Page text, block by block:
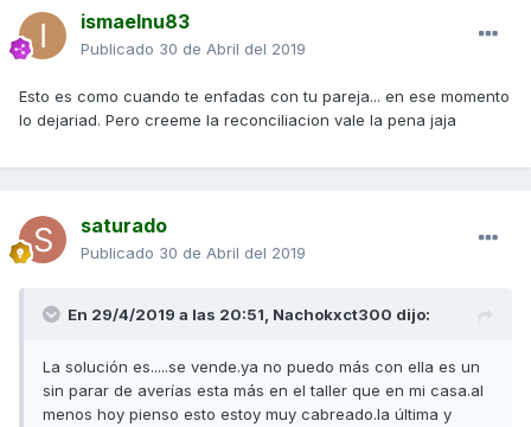
ismaelnu83
Publicado 30 de Abril del 2019
Esto es como cuando te enfadas con tu pareja... en ese momento
lo dejariad. Pero creeme la reconciliacion vale la pena jaja
saturado
Publicado 30 de Abril del 2019
En 29/4/2019 a las 20:51, Nachokxct300 dijo:
La solución es.....se vende.ya no puedo más con ella es un
sin parar de averías esta más en el taller que en mi casa.al
menos hoy pienso esto estoy muy cabreado.la última y